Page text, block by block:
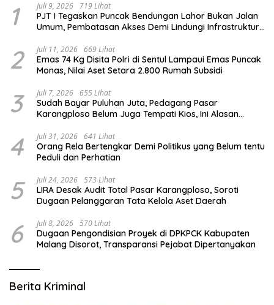
1 Juli 9, 2026 719 Lihat
PJT I Tegaskan Puncak Bendungan Lahor Bukan Jalan
Umum, Pembatasan Akses Demi Lindungi Infrastruktur
2 Juli 11, 2026 669 Lihat
Emas 74 Kg Disita Polri di Sentul Lampaui Emas Puncak
Monas, Nilai Aset Setara 2.800 Rumah Subsidi
3 Juli 7, 2026 655 Lihat
Sudah Bayar Puluhan Juta, Pedagang Pasar
Karangploso Belum Juga Tempati Kios, Ini Alasan
4 Juli 31, 2026 641 Lihat
Orang Rela Bertengkar Demi Politikus yang Belum tentu
Peduli dan Perhatian
5 Juli 24, 2026 573 Lihat
LIRA Desak Audit Total Pasar Karangploso, Soroti
Dugaan Pelanggaran Tata Kelola Aset Daerah
6 Juli 8, 2026 570 Lihat
Dugaan Pengondisian Proyek di DPKPCK Kabupaten
Malang Disorot, Transparansi Pejabat Dipertanyakan
Berita Kriminal